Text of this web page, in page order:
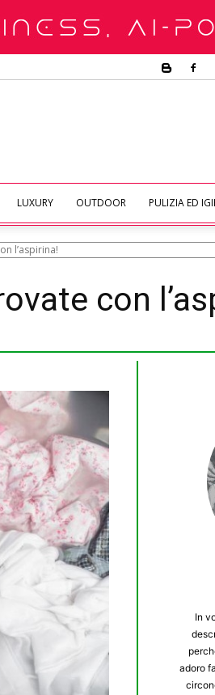
LUXURY OUTDOOR PULIZIA ED
l’aspirina!
con
In
adoro